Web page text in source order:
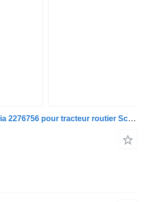
Demi-essieu Scania 2276756 pour tracteur routier Scania L,P,G,R,S-series (2016-)